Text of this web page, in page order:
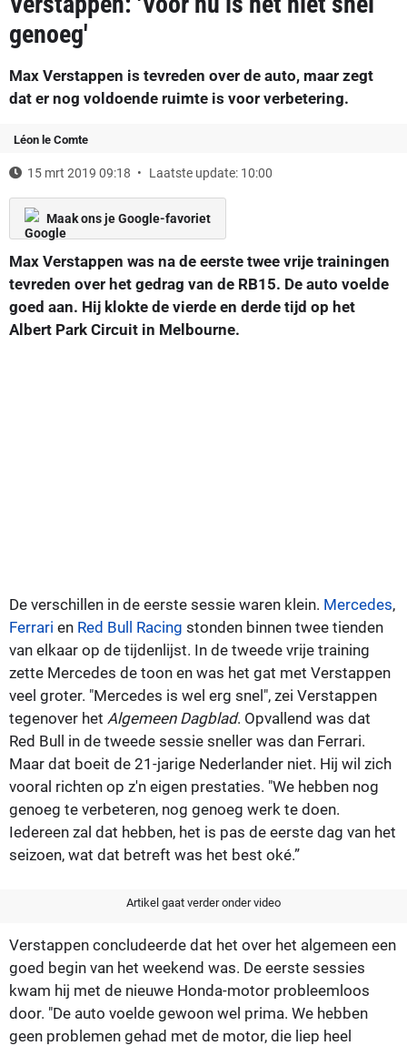
genoeg'
Max Verstappen is tevreden over de auto, maar zegt
dat er nog voldoende ruimte is voor verbetering.
Léon le Comte
15 mrt 2019 09:18 Laatste update: 10:00
Maak ons je Google-favoriet
Max Verstappen was na de eerste twee vrije trainingen
tevreden over het gedrag van de RB15. De auto voelde
goed aan. Hij klokte de vierde en derde tijd op het
Albert Park Circuit in Melbourne.
De verschillen in de eerste sessie waren klein. Mercedes,
Ferrari en Red Bull Racing stonden binnen twee tienden
van elkaar op de tijdenlijst. In de tweede vrije training
zette Mercedes de toon en was het gat met Verstappen
veel groter. "Mercedes is wel erg snel", zei Verstappen
tegenover het Algemeen Dagblad. Opvallend was dat
Red Bull in de tweede sessie sneller was dan Ferrari.
Maar dat boeit de 21-jarige Nederlander niet. Hij wil zich
vooral richten op z'n eigen prestaties. "We hebben nog
genoeg te verbeteren, nog genoeg werk te doen.
Iedereen zal dat hebben, het is pas de eerste dag van het
seizoen, wat dat betreft was het best oké.”
Artikel gaat verder onder video
Verstappen concludeerde dat het over het algemeen een
goed begin van het weekend was. De eerste sessies
kwam hij met de nieuwe Honda-motor probleemloos
door. "De auto voelde gewoon wel prima. We hebben
geen problemen gehad met de motor, die liep heel